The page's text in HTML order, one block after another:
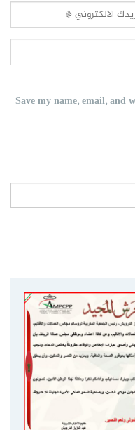
Save my name, email, and